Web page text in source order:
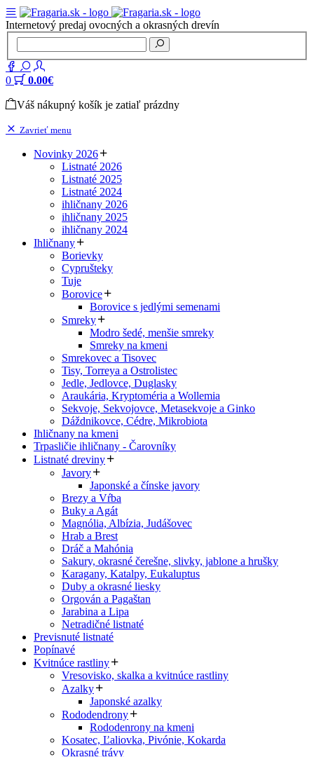
Internetový predaj ovocných a okrasných drevín
0 0.00€
Váš nákupný košík je zatiaľ prázdny
Zavrieť menu
Novinky 2026
Listnaté 2026
Listnaté 2025
Listnaté 2024
ihličnany 2026
ihličnany 2025
ihličnany 2024
Ihličnany
Borievky
Cyprušteky
Tuje
Borovice
Borovice s jedlými semenami
Smreky
Modro šedé, menšie smreky
Smreky na kmeni
Smrekovec a Tisovec
Tisy, Torreya a Ostrolistec
Jedle, Jedlovce, Duglasky
Araukária, Kryptoméria a Wollemia
Sekvoje, Sekvojovce, Metasekvoje a Ginko
Dáždnikovce, Cédre, Mikrobiota
Ihličnany na kmeni
Trpasličie ihličnany - Čarovníky
Listnaté dreviny
Javory
Japonské a čínske javory
Brezy a Vŕba
Buky a Agát
Magnólia, Albízia, Judášovec
Hrab a Brest
Dráč a Mahónia
Sakury, okrasné čerešne, slivky, jablone a hrušky
Karagany, Katalpy, Eukaluptus
Duby a okrasné liesky
Orgován a Pagaštan
Jarabina a Lipa
Netradičné listnaté
Previsnuté listnaté
Popínavé
Kvitnúce rastliny
Vresovisko, skalka a kvitnúce rastliny
Azalky
Japonské azalky
Rododendrony
Rododenrony na kmeni
Kosatec, Ľaliovka, Pivónie, Kokarda
Okrasné trávy